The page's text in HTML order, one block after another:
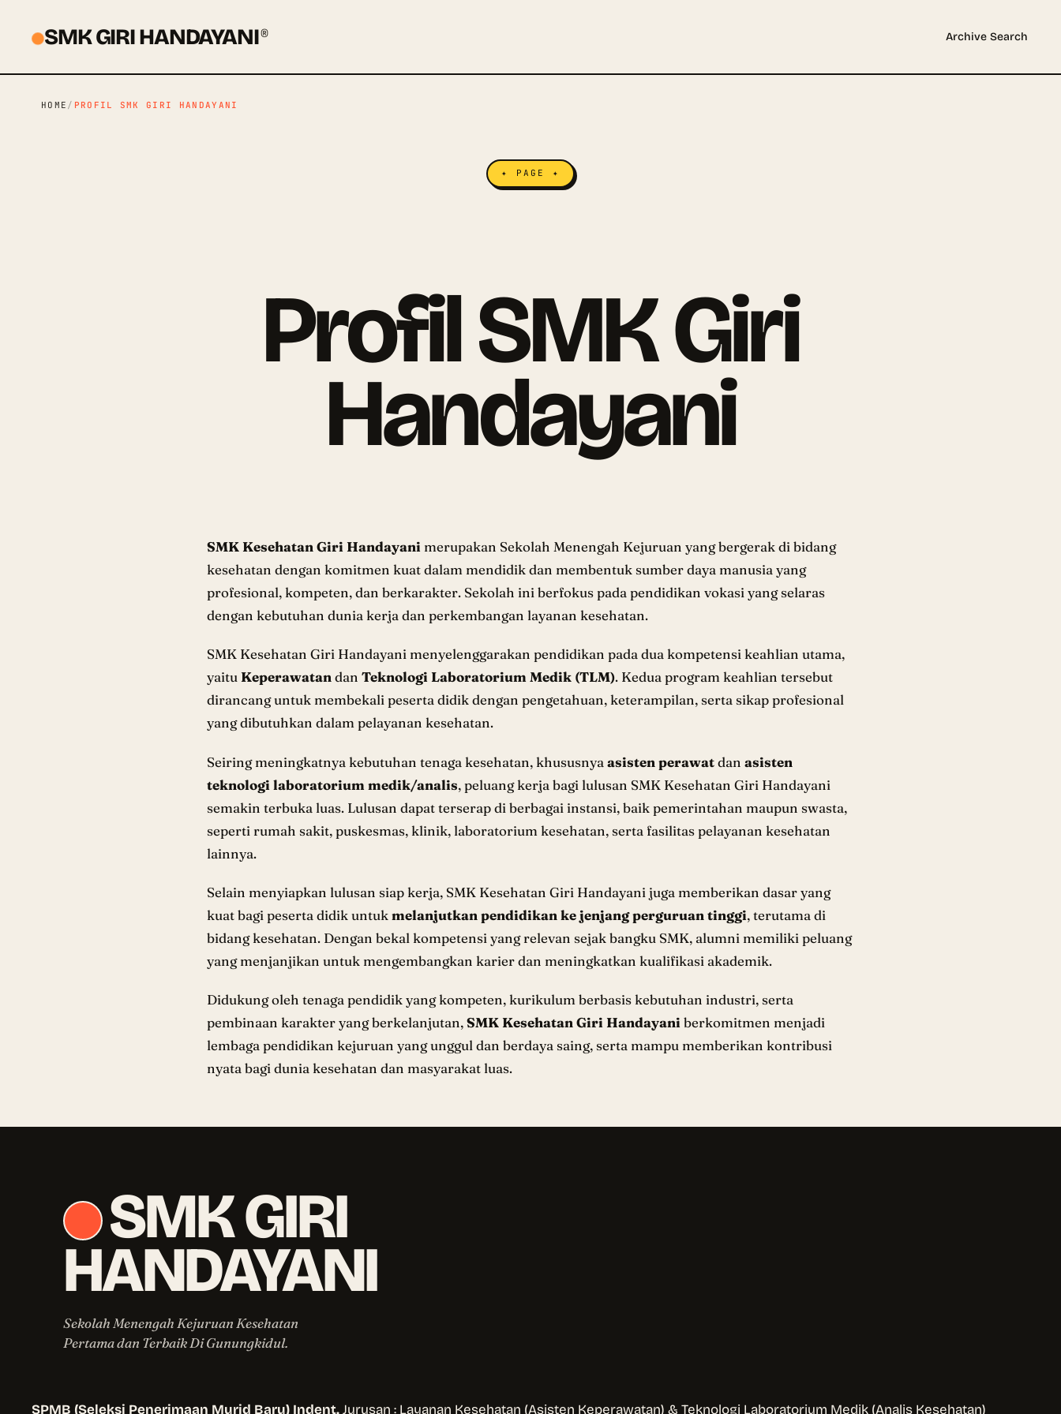
SMK GIRI HANDAYANI® Archive Search
HOME / PROFIL SMK GIRI HANDAYANI
✦ PAGE ✦
Profil SMK Giri
Handayani
SMK Kesehatan Giri Handayani merupakan Sekolah Menengah Kejuruan yang bergerak di bidang
kesehatan dengan komitmen kuat dalam mendidik dan membentuk sumber daya manusia yang
profesional, kompeten, dan berkarakter. Sekolah ini berfokus pada pendidikan vokasi yang selaras
dengan kebutuhan dunia kerja dan perkembangan layanan kesehatan.
SMK Kesehatan Giri Handayani menyelenggarakan pendidikan pada dua kompetensi keahlian utama,
yaitu Keperawatandan Teknologi Laboratorium Medik (TLM). Kedua program keahlian tersebut
dirancang untuk membekali peserta didik dengan pengetahuan, keterampilan, serta sikap profesional
yang dibutuhkan dalam pelayanan kesehatan.
Seiring meningkatnya kebutuhan tenaga kesehatan, khususnya asisten perawatdan asisten
teknologi laboratorium medik/analis, peluang kerja bagi lulusan SMK Kesehatan Giri Handayani
semakin terbuka luas. Lulusan dapat terserap di berbagai instansi, baik pemerintahan maupun swasta,
seperti rumah sakit, puskesmas, klinik, laboratorium kesehatan, serta fasilitas pelayanan kesehatan
lainnya.
Selain menyiapkan lulusan siap kerja, SMK Kesehatan Giri Handayani juga memberikan dasar yang
kuat bagi peserta didik untukmelanjutkan pendidikan ke jenjang perguruan tinggi, terutama di
bidang kesehatan. Dengan bekal kompetensi yang relevan sejak bangku SMK, alumni memiliki peluang
yang menjanjikan untuk mengembangkan karier dan meningkatkan kualifikasi akademik.
Didukung oleh tenaga pendidik yang kompeten, kurikulum berbasis kebutuhan industri, serta
pembinaan karakter yang berkelanjutan,SMK Kesehatan Giri Handayaniberkomitmen menjadi
lembaga pendidikan kejuruan yang unggul dan berdaya saing, serta mampu memberikan kontribusi
nyata bagi dunia kesehatan dan masyarakat luas.
SMK GIRI
HANDAYANI
Sekolah Menengah Kejuruan Kesehatan
Pertama dan Terbaik Di Gunungkidul.
SPMB (Seleksi Penerimaan Murid Baru) Indent.Jurusan : Layanan Kesehatan (Asisten Keperawatan) & Teknologi Laboratorium Medik (Analis Kesehatan)